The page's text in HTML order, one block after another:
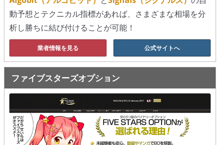
用語集
動予想とテクニカル指標があれば、さまざまな相場を分
析し勝ちに結び付けることが可能！
業者情報を見る 公式サイトへ
ファイブスターズオプション